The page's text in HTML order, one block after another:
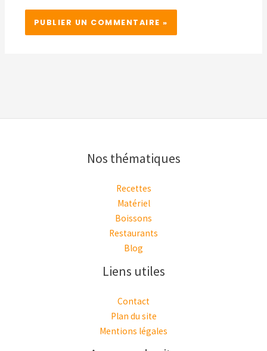
Nos thématiques
Recettes
Matériel
Boissons
Restaurants
Blog
Liens utiles
Contact
Plan du site
Mentions légales